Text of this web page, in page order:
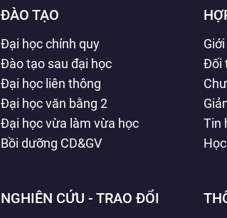
ĐÀO TẠO
Đại học chính quy
Đào tạo sau đại học
Đại học liên thông
Đại học văn bằng 2
Đại học vừa làm vừa học
Bồi dưỡng CD&GV
Đối
Tin
NGHIÊN CỨU - TRAO ĐỔI